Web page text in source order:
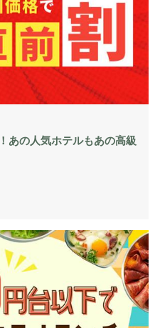
あの人気ホテルもあの高級